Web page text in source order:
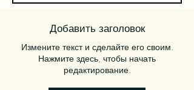
Добавить заголовок
Измените текст и сделайте его своим.
Нажмите здесь, чтобы начать
редактирование.